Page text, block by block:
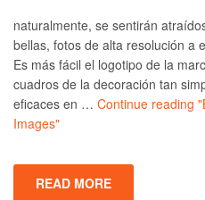
naturalmente, se sentirán
bellas, fotos de alta resolución a
Es más fácil el logotipo de la
cuadros de la decoración tan
eficaces en … Continue reading
Images"
READ MORE